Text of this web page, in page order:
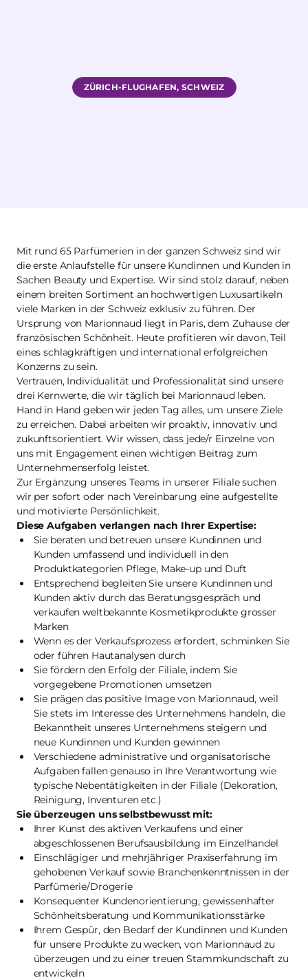
ZÜRICH-FLUGHAFEN, SCHWEIZ
Mit rund 65 Parfümerien in der ganzen Schweiz sind wir
die erste Anlaufstelle für unsere Kundinnen und Kunden in
Sachen Beauty und Expertise. Wir sind stolz darauf, neben
einem breiten Sortiment an hochwertigen Luxusartikeln
viele Marken in der Schweiz exklusiv zu führen. Der
Ursprung von Marionnaud liegt in Paris, dem Zuhause der
französischen Schönheit. Heute profitieren wir davon, Teil
eines schlagkräftigen und international erfolgreichen
Konzerns zu sein.
Vertrauen, Individualität und Professionalität sind unsere
drei Kernwerte, die wir täglich bei Marionnaud leben.
Hand in Hand geben wir jeden Tag alles, um unsere Ziele
zu erreichen. Dabei arbeiten wir proaktiv, innovativ und
zukunftsorientiert. Wir wissen, dass jede/r Einzelne von
uns mit Engagement einen wichtigen Beitrag zum
Unternehmenserfolg leistet.
Zur Ergänzung unseres Teams in unserer Filiale suchen
wir per sofort oder nach Vereinbarung eine aufgestellte
und motivierte Persönlichkeit.
Diese Aufgaben verlangen nach Ihrer Expertise:
Sie beraten und betreuen unsere Kundinnen und
Kunden umfassend und individuell in den
Produktkategorien Pflege, Make-up und Duft
Entsprechend begleiten Sie unsere Kundinnen und
Kunden aktiv durch das Beratungsgespräch und
verkaufen weltbekannte Kosmetikprodukte grosser
Marken
Wenn es der Verkaufsprozess erfordert, schminken Sie
oder führen Hautanalysen durch
Sie fördern den Erfolg der Filiale, indem Sie
vorgegebene Promotionen umsetzen
Sie prägen das positive Image von Marionnaud, weil
Sie stets im Interesse des Unternehmens handeln, die
Bekanntheit unseres Unternehmens steigern und
neue Kundinnen und Kunden gewinnen
Verschiedene administrative und organisatorische
Aufgaben fallen genauso in Ihre Verantwortung wie
typische Nebentätigkeiten in der Filiale (Dekoration,
Reinigung, Inventuren etc.)
Sie überzeugen uns selbstbewusst mit:
Ihrer Kunst des aktiven Verkaufens und einer
abgeschlossenen Berufsausbildung im Einzelhandel
Einschlägiger und mehrjähriger Praxiserfahrung im
gehobenen Verkauf sowie Branchenkenntnissen in der
Parfümerie/Drogerie
Konsequenter Kundenorientierung, gewissenhafter
Schönheitsberatung und Kommunikationsstärke
Ihrem Gespür, den Bedarf der Kundinnen und Kunden
für unsere Produkte zu wecken, von Marionnaud zu
überzeugen und zu einer treuen Stammkundschaft zu
entwickeln